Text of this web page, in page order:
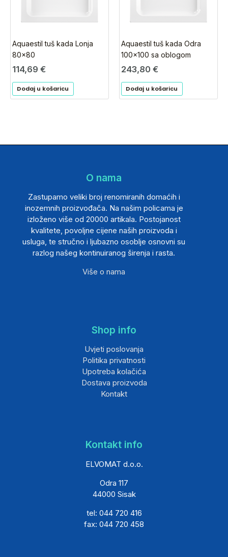
Aquaestil tuš kada Lonja
80×80
114,69 €
Dodaj u košaricu
Aquaestil tuš kada Odra
100×100 sa oblogom
243,80 €
Dodaj u košaricu
O nama
Zastupamo veliki broj renomiranih domaćih i
inozemnih proizvođača. Na našim policama je
izloženo više od 20000 artikala. Postojanost
kvalitete, povoljne cijene naših proizvoda i
usluga, te stručno i ljubazno osoblje osnovni su
razlog našeg kontinuiranog širenja i rasta.
Više o nama
Shop info
Uvjeti poslovanja
Politika privatnosti
Upotreba kolačića
Dostava proizvoda
Kontakt
Kontakt info
ELVOMAT d.o.o.
Odra 117
44000 Sisak
tel: 044 720 416
fax: 044 720 458